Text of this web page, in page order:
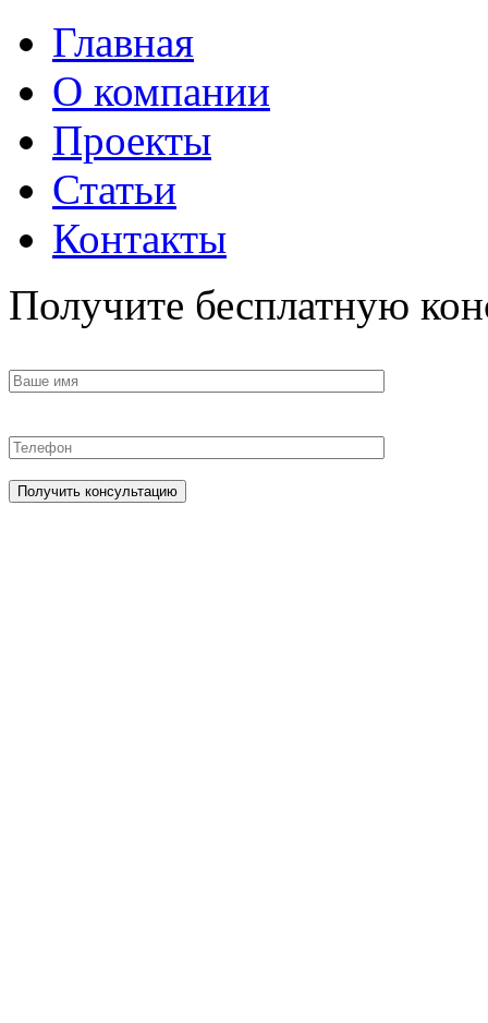
Главная
О компании
Проекты
Статьи
Контакты
Получите бесплатную